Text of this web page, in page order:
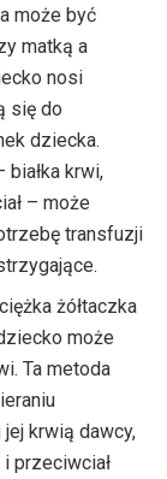
może być
matką a
nosi
się do
dziecka.
krwi,
– może
transfuzji
żółtaczka
może
Ta metoda
krwią dawcy,
przeciwciał